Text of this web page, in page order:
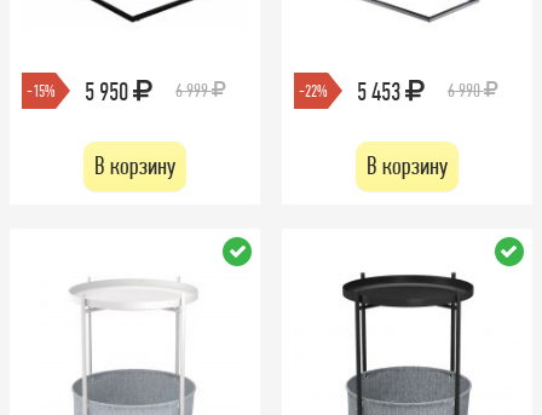
-15% 5 950 6 999
В корзину
-22% 5 453 6 990
В корзину